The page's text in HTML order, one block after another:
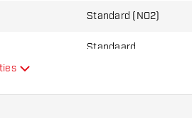
Standard (NO2)
Standaard